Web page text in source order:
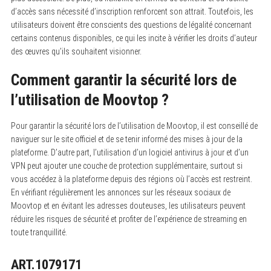
d’accès sans nécessité d’inscription renforcent son attrait. Toutefois, les
utilisateurs doivent être conscients des questions de légalité concernant
certains contenus disponibles, ce qui les incite à vérifier les droits d’auteur
des œuvres qu’ils souhaitent visionner.
Comment garantir la sécurité lors de
l’utilisation de Moovtop ?
Pour garantir la sécurité lors de l’utilisation de Moovtop, il est conseillé de
naviguer sur le site officiel et de se tenir informé des mises à jour de la
plateforme. D’autre part, l’utilisation d’un logiciel antivirus à jour et d’un
VPN peut ajouter une couche de protection supplémentaire, surtout si
vous accédez à la plateforme depuis des régions où l’accès est restreint.
En vérifiant régulièrement les annonces sur les réseaux sociaux de
Moovtop et en évitant les adresses douteuses, les utilisateurs peuvent
réduire les risques de sécurité et profiter de l’expérience de streaming en
toute tranquillité.
ART.1079171